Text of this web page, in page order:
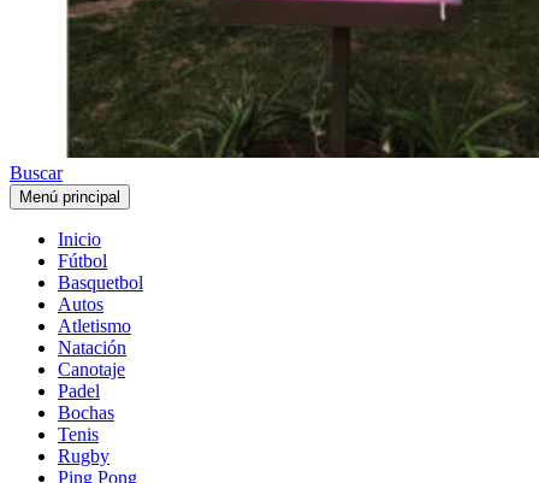
Buscar
Menú principal
Inicio
Fútbol
Basquetbol
Autos
Atletismo
Natación
Canotaje
Padel
Bochas
Tenis
Rugby
Ping Pong